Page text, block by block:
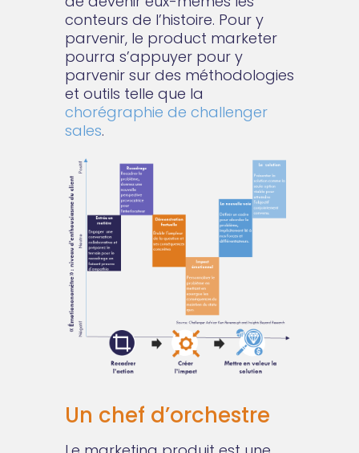
conteurs de l’histoire. Pour y
parvenir, le product marketer
pourra s’appuyer pour y
parvenir sur des méthodologies
et outils telle que la
chorégraphie de challenger
sales.
Un chef d’orchestre